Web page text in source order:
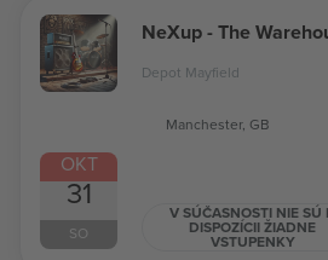
OKT
31
SO
NeXup - The
Depot Mayfield
Manchester, GB
V SÚČASNOSTI NIE SÚ
DISPOZÍCII ŽIADNE
VSTUPENKY